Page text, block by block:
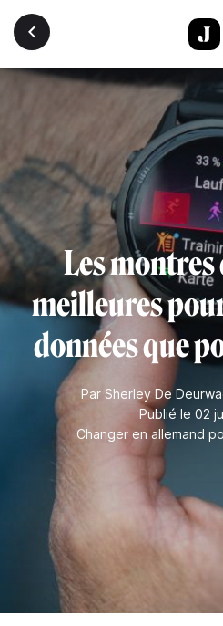
Aller au contenu principal
Les
meilleures
données que
Par Sherley De
Publié le 02
Changer en allemand